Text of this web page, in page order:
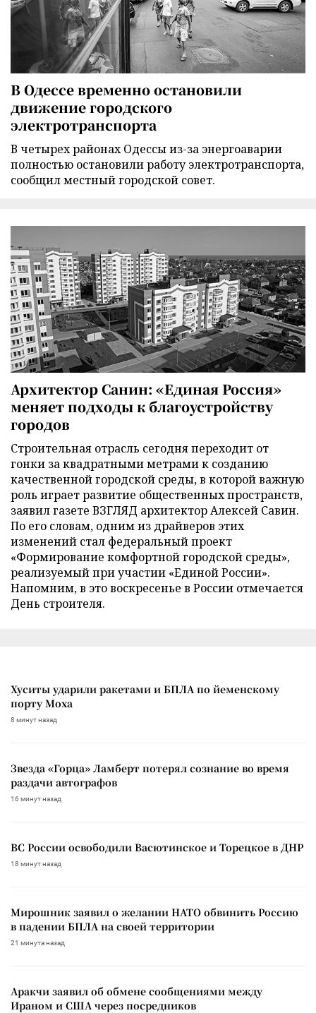
В Одессе временно остановили
движение городского
электротранспорта
В четырех районах Одессы из-за энергоаварии
полностью остановили работу электротранспорта,
сообщил местный городской совет.
Архитектор Санин: «Единая Россия»
меняет подходы к благоустройству
городов
Строительная отрасль сегодня переходит от
гонки за квадратными метрами к созданию
качественной городской среды, в которой важную
роль играет развитие общественных пространств,
заявил газете ВЗГЛЯД архитектор Алексей Савин.
По его словам, одним из драйверов этих
изменений стал федеральный проект
«Формирование комфортной городской среды»,
реализуемый при участии «Единой России».
Напомним, в это воскресенье в России отмечается
День строителя.
Хуситы ударили ракетами и БПЛА по йеменскому
порту Моха
8 минут назад
Звезда «Горца» Ламберт потерял сознание во время
раздачи автографов
16 минут назад
ВС России освободили Васютинское и Торецкое в ДНР
18 минут назад
Мирошник заявил о желании НАТО обвинить Россию
в падении БПЛА на своей территории
21 минута назад
Аракчи заявил об обмене сообщениями между
Ираном и США через посредников